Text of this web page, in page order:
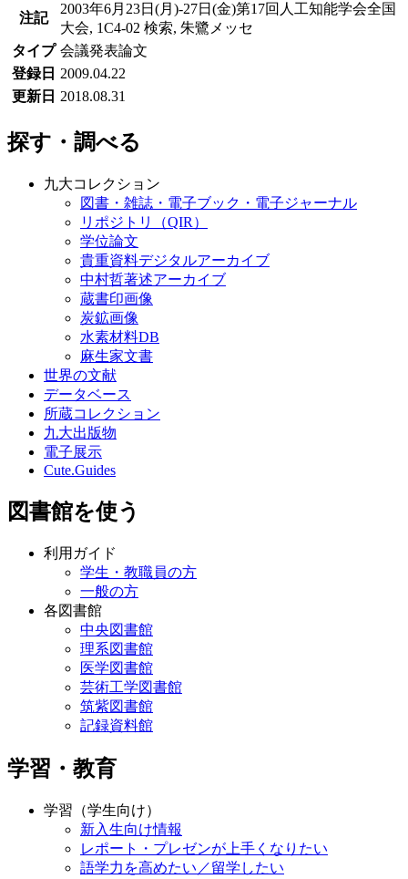
注記
2003年6月23日(月)-27日(金)第17回人工知能学会全国
大会, 1C4-02 検索, 朱鷺メッセ
タイプ 会議発表論文
登録日 2009.04.22
更新日 2018.08.31
探す・調べる
九大コレクション
図書・雑誌・電子ブック・電子ジャーナル
リポジトリ（QIR）
学位論文
貴重資料デジタルアーカイブ
中村哲著述アーカイブ
蔵書印画像
炭鉱画像
水素材料DB
麻生家文書
世界の文献
データベース
所蔵コレクション
九大出版物
電子展示
Cute.Guides
図書館を使う
利用ガイド
学生・教職員の方
一般の方
各図書館
中央図書館
理系図書館
医学図書館
芸術工学図書館
筑紫図書館
記録資料館
学習・教育
学習（学生向け）
新入生向け情報
レポート・プレゼンが上手くなりたい
語学力を高めたい／留学したい